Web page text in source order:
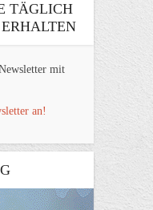
TÄGLICH
mit
an!